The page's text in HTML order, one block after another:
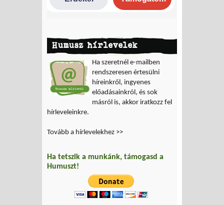
Humusz hírlevelek
Ha szeretnél e-mailben
rendszeresen értesülni
híreinkről, ingyenes
előadásainkról, és sok
másról is, akkor iratkozz fel
hírleveleinkre.
Tovább a hírlevelekhez >>
Ha tetszik a munkánk, támogasd a
Humuszt!